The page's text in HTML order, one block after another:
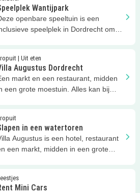
Wantijpark
openbare speeltuin is een
speelplek in Dordrecht om
| Uit eten
Augustus Dordrecht
markt en een restaurant, midden
een grote moestuin. Alles kan bij
Dordrecht
in een watertoren
Augustus is een hotel, restaurant
een markt, midden in een grote
watertoren
Mini Cars